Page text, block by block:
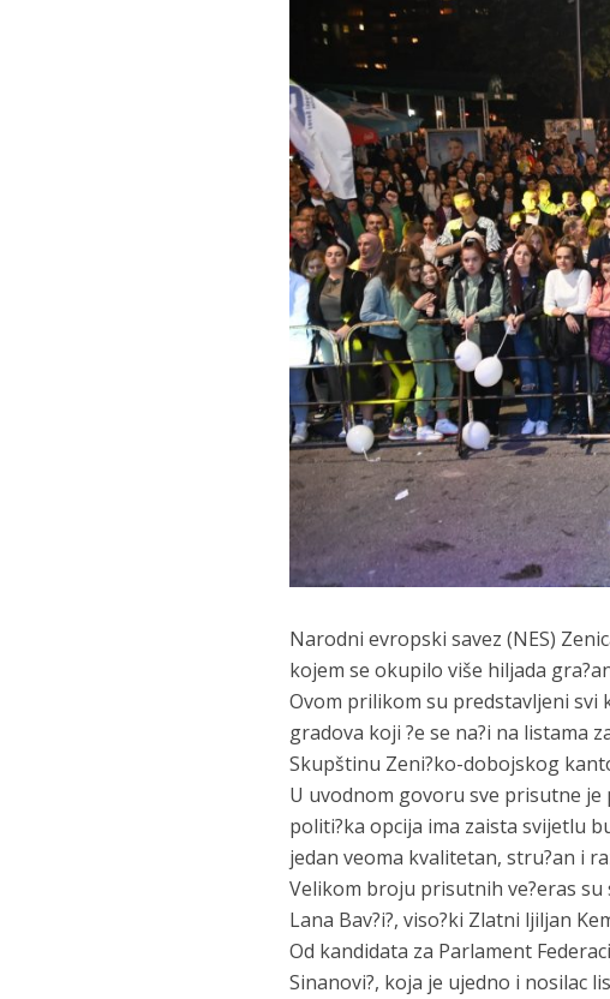
Narodni evropski savez (NES)
kojem se okupilo više hiljada
Ovom prilikom su predstavljeni svi
gradova koji ?e se na?i na listama
Skupštinu Zeni?ko-dobojskog
U uvodnom govoru sve prisutne je
politi?ka opcija ima zaista svijetlu
jedan veoma kvalitetan, stru?an i
Velikom broju prisutnih ve?eras su
Lana Bav?i?, viso?ki Zlatni ljiljan
Od kandidata za Parlament
Sinanovi?, koja je ujedno i nosilac